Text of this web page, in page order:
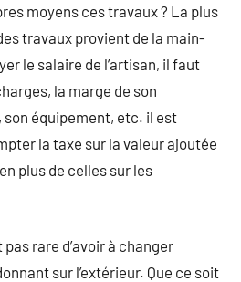
moyens ces travaux ? La plus
travaux provient de la main-
le salaire de l’artisan, il faut
la marge de son
équipement, etc. il est
la taxe sur la valeur ajoutée
plus de celles sur les
rare d’avoir à changer
sur l’extérieur. Que ce soit